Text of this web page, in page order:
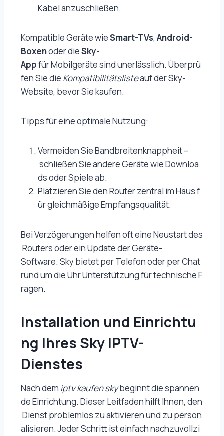
Kabel anzuschließen.
Kompatible Geräte wieSmart-TVs, Android-
Boxenoder dieSky-
Appfür Mobilgeräte sind unerlässlich. Überprü
fen Sie die Kompatibilitätslisteauf der Sky-
Website, bevor Sie kaufen.
Tipps für eine optimale Nutzung:
Vermeiden Sie Bandbreitenknappheit –
schließen Sie andere Geräte wie Downloa
ds oder Spiele ab.
Platzieren Sie den Router zentral im Haus f
ür gleichmäßige Empfangsqualität.
Bei Verzögerungen helfen oft eine Neustart des
Routers oder ein Update der Geräte-
Software. Sky bietet per Telefon oder per Chat
rund um die Uhr Unterstützung für technische F
ragen.
Installation und Einrichtu
ng Ihres Sky IPTV-
Dienstes
Nach dem iptv kaufen skybeginnt die spannen
de Einrichtung. Dieser Leitfaden hilft Ihnen, den
Dienst problemlos zu aktivieren und zu person
alisieren. Jeder Schritt ist einfach nachzuvollzi